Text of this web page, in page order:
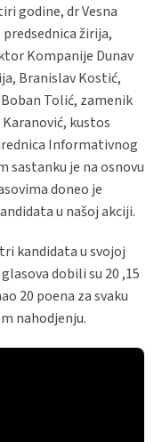
godine, dr Vesna
žirija,
Kompanije Dunav
Branislav Kostić,
Tolić, zamenik
kustos
Informativnog
sastanku je na osnovu
doneo je
u našoj akciji.
kandidata u svojoj
dobili su 20 ,15
20 poena za svaku
nahodjenju.